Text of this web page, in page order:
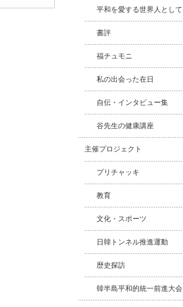
平和を愛する世界人として
書評
福チュモニ
私の出会った在日
自伝・インタビュー集
谷先生の健康講座
主催プロジェクト
プリチャッキ
教育
文化・スポーツ
日韓トンネル推進運動
歴史探訪
韓半島平和的統一前進大会